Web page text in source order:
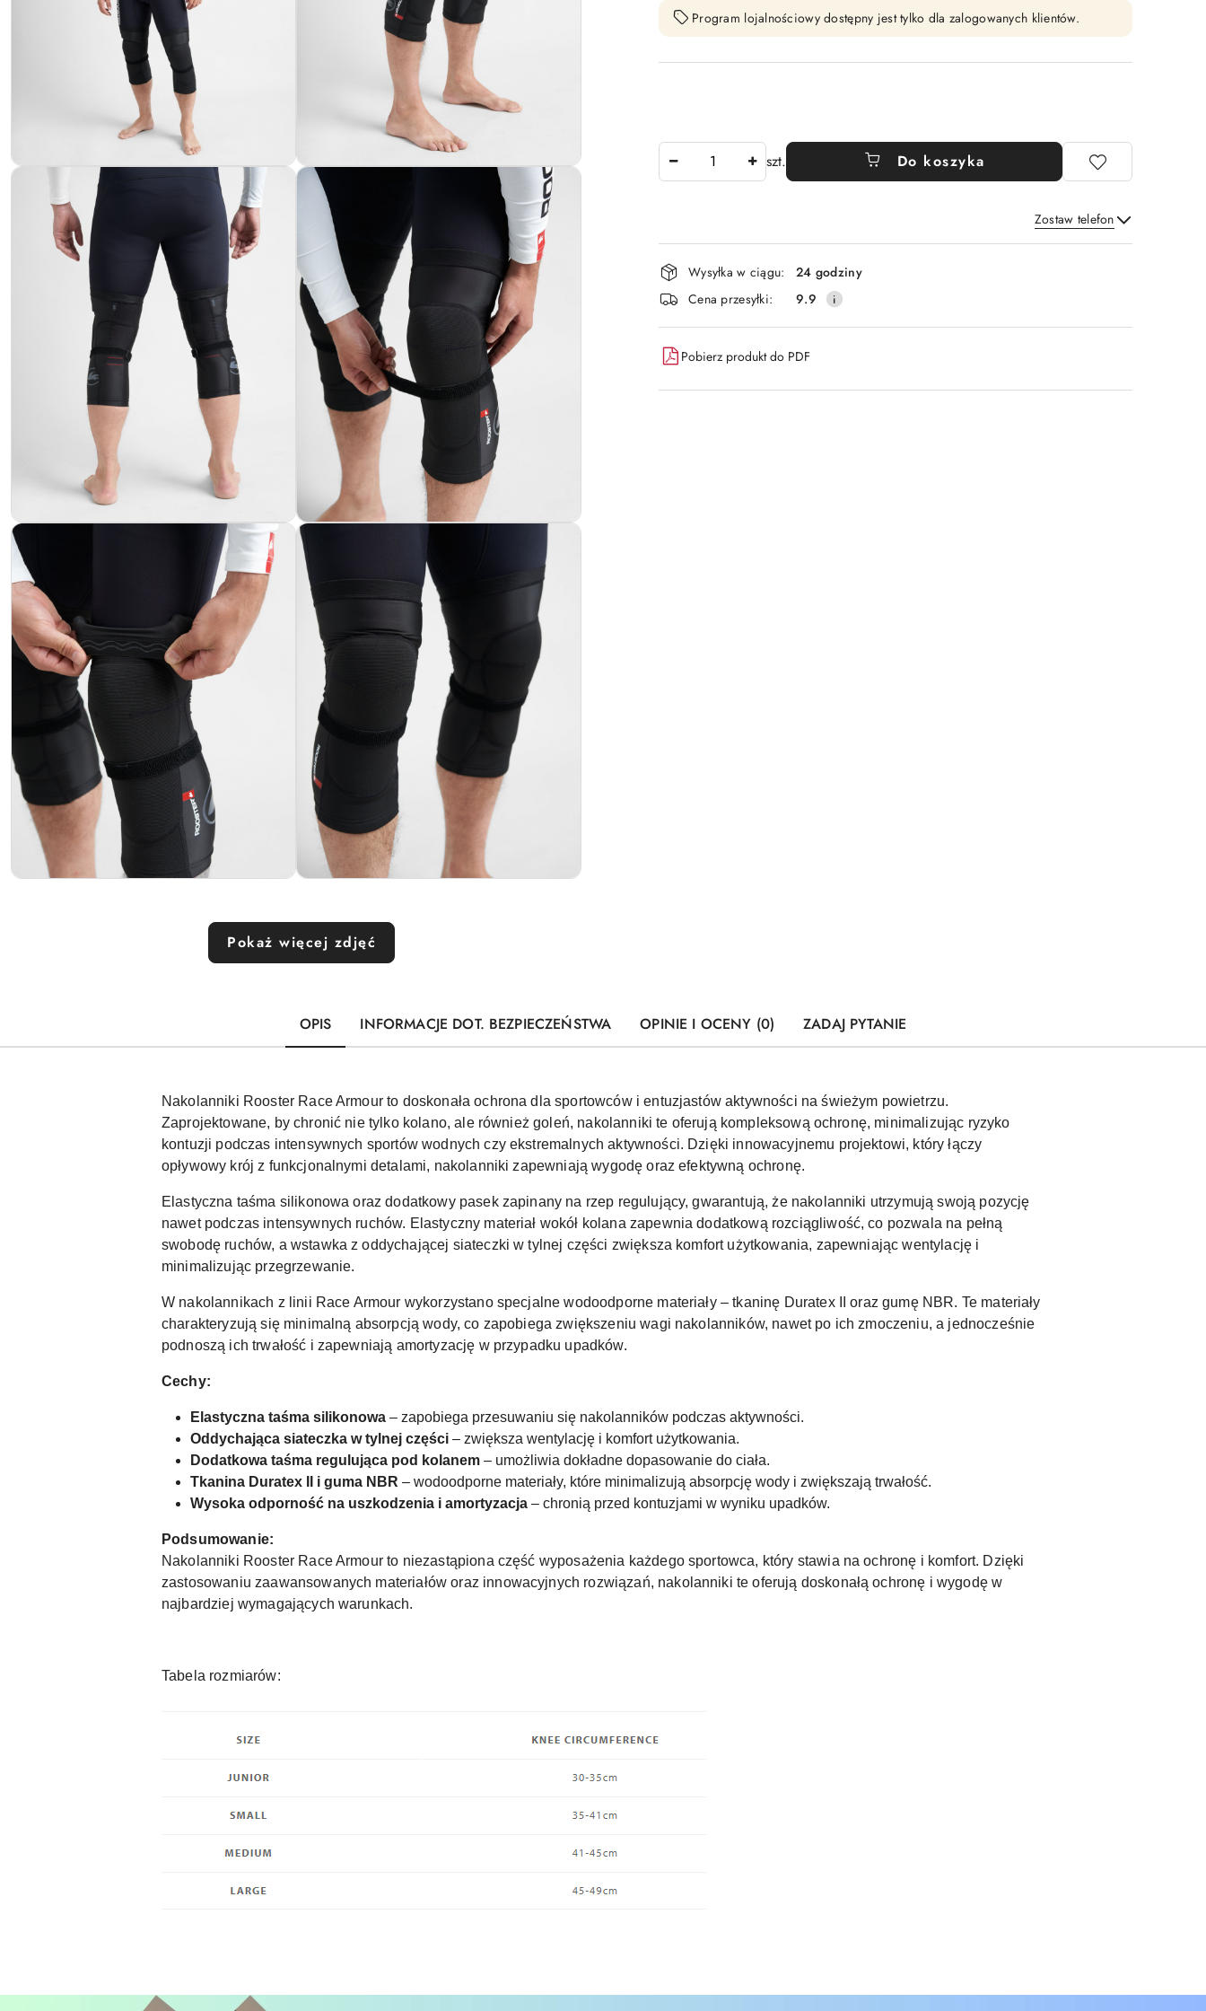
Pokaż więcej zdjęć
Program lojalnościowy dostępny jest tylko dla zalogowanych klientów.
szt. Do koszyka
Zostaw telefon
Wyślij
Dostępność
i
dostawa
Wysyłka w ciągu:
24 godziny
Cena przesyłki:
9.9
Pobierz produkt do PDF
OPIS INFORMACJE DOT. BEZPIECZEŃSTWA OPINIE I OCENY (0) ZADAJ PYTANIE
Nakolanniki Rooster Race Armour to doskonała ochrona dla sportowców i entuzjastów aktywności na świeżym powietrzu.
Zaprojektowane, by chronić nie tylko kolano, ale również goleń, nakolanniki te oferują kompleksową ochronę, minimalizując ryzyko
kontuzji podczas intensywnych sportów wodnych czy ekstremalnych aktywności. Dzięki innowacyjnemu projektowi, który łączy
opływowy krój z funkcjonalnymi detalami, nakolanniki zapewniają wygodę oraz efektywną ochronę.
Elastyczna taśma silikonowa oraz dodatkowy pasek zapinany na rzep regulujący, gwarantują, że nakolanniki utrzymują swoją pozycję
nawet podczas intensywnych ruchów. Elastyczny materiał wokół kolana zapewnia dodatkową rozciągliwość, co pozwala na pełną
swobodę ruchów, a wstawka z oddychającej siateczki w tylnej części zwiększa komfort użytkowania, zapewniając wentylację i
minimalizując przegrzewanie.
W nakolannikach z linii Race Armour wykorzystano specjalne wodoodporne materiały – tkaninę Duratex II oraz gumę NBR. Te materiały
charakteryzują się minimalną absorpcją wody, co zapobiega zwiększeniu wagi nakolanników, nawet po ich zmoczeniu, a jednocześnie
podnoszą ich trwałość i zapewniają amortyzację w przypadku upadków.
Cechy:
Elastyczna taśma silikonowa – zapobiega przesuwaniu się nakolanników podczas aktywności.
Oddychająca siateczka w tylnej części – zwiększa wentylację i komfort użytkowania.
Dodatkowa taśma regulująca pod kolanem – umożliwia dokładne dopasowanie do ciała.
Tkanina Duratex II i guma NBR – wodoodporne materiały, które minimalizują absorpcję wody i zwiększają trwałość.
Wysoka odporność na uszkodzenia i amortyzacja – chronią przed kontuzjami w wyniku upadków.
Podsumowanie:
Nakolanniki Rooster Race Armour to niezastąpiona część wyposażenia każdego sportowca, który stawia na ochronę i komfort. Dzięki
zastosowaniu zaawansowanych materiałów oraz innowacyjnych rozwiązań, nakolanniki te oferują doskonałą ochronę i wygodę w
najbardziej wymagających warunkach.
Tabela rozmiarów: